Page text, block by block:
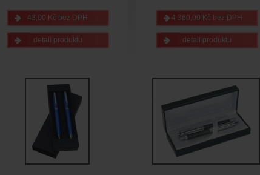
43,00 Kč bez DPH
detail produktu
4 360,00 Kč bez DPH
detail produktu